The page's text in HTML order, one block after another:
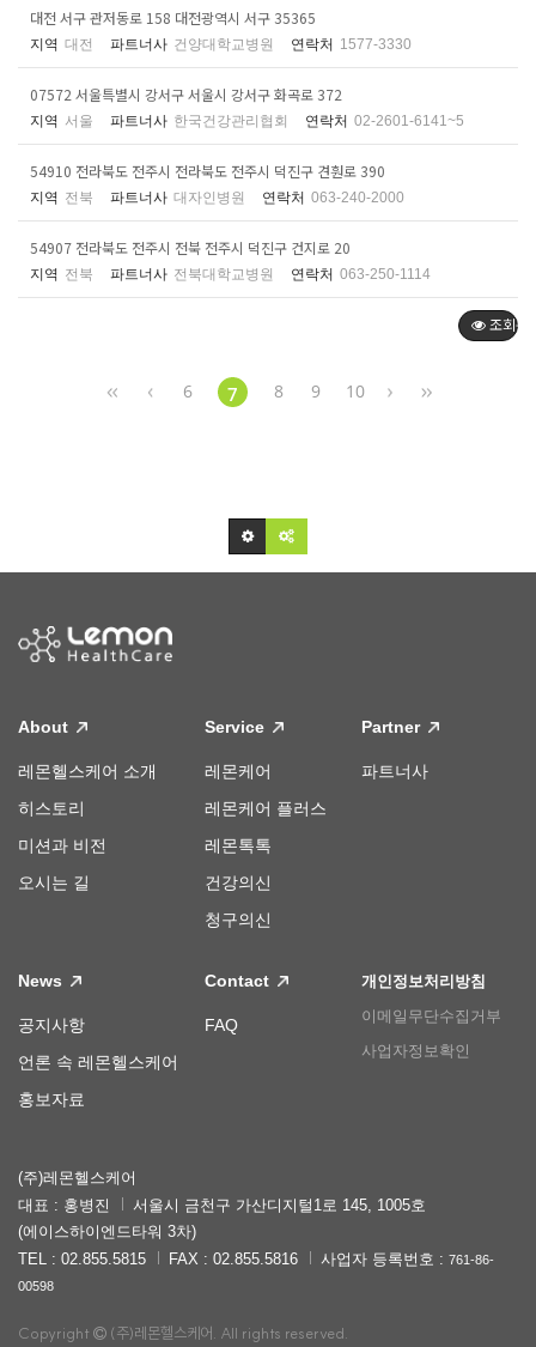
대전 서구 관저동로 158 대전광역시 서구 35365
지역 대전 파트너사 건양대학교병원 연락처 1577-3330
07572 서울특별시 강서구 서울시 강서구 화곡로 372
지역 서울 파트너사 한국건강관리협회 연락처 02-2601-6141~5
54910 전라북도 전주시 전라북도 전주시 덕진구 견훤로 390
지역 전북 파트너사 대자인병원 연락처 063-240-2000
54907 전라북도 전주시 전북 전주시 덕진구 건지로 20
지역 전북 파트너사 전북대학교병원 연락처 063-250-1114
조회순
6 7 8 9 10
About
레몬헬스케어 소개
히스토리
미션과 비전
오시는 길
Service
레몬케어
레몬케어 플러스
레몬톡톡
건강의신
청구의신
Partner
파트너사
News
공지사항
언론 속 레몬헬스케어
홍보자료
Contact
FAQ
개인정보처리방침
이메일무단수집거부
사업자정보확인
(주)레몬헬스케어
대표 : 홍병진
서울시 금천구 가산디지털1로 145, 1005호
(에이스하이엔드타워 3차)
TEL : 02.855.5815
FAX : 02.855.5816 사업자 등록번호 : 761-86-
00598
Copyright (주)레몬헬스케어. All rights reserved.